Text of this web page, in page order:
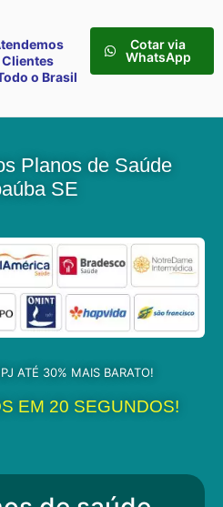
Clientes
o Brasil
Cotar via
WhatsApp
Planos de Saúde
SE
ATÉ 30% MAIS BARATO!
EM 20 SEGUNDOS!